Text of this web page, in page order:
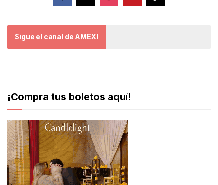
Sigue el canal de AMEXI
¡Compra tus boletos aquí!